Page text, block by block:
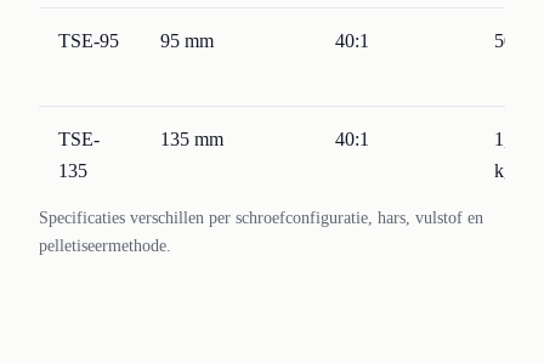
TSE-95 95 mm 40:1 500-
TSE-
135
135 mm 40:1
kg/h
Specificaties verschillen per schroefconfiguratie, hars, vulstof en
pelletiseermethode.